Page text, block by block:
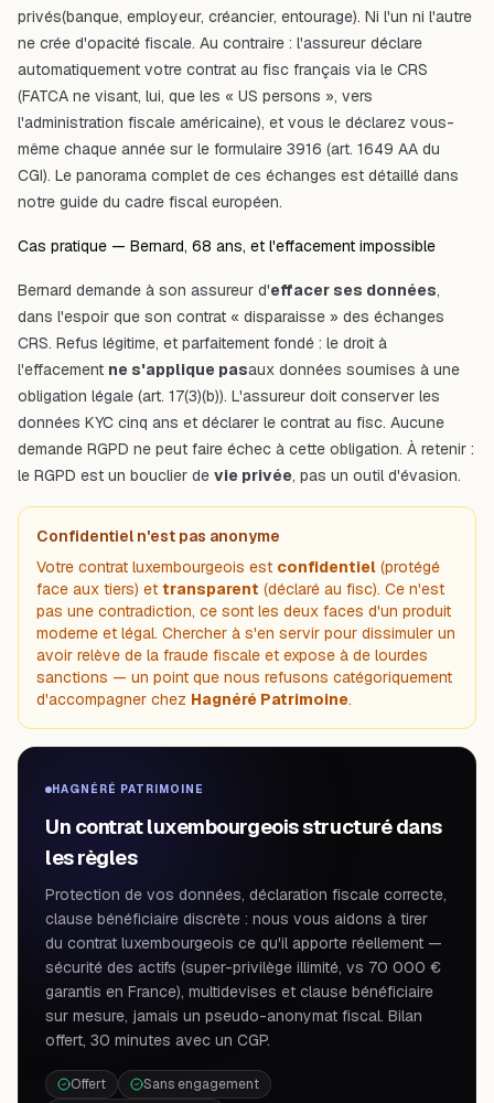
privés(banque, employeur, créancier, entourage). Ni l'un ni l'autre
ne crée d'opacité fiscale. Au contraire : l'assureur déclare
automatiquement votre contrat au fisc français via le CRS
(FATCA ne visant, lui, que les « US persons », vers
l'administration fiscale américaine), et vous le déclarez vous-
même chaque année sur le formulaire 3916 (art. 1649 AA du
CGI). Le panorama complet de ces échanges est détaillé dans
notre guide du cadre fiscal européen.
Cas pratique — Bernard, 68 ans, et l'effacement impossible
Bernard demande à son assureur d'effacer ses données,
dans l'espoir que son contrat « disparaisse » des échanges
CRS. Refus légitime, et parfaitement fondé : le droit à
l'effacement ne s'applique pasaux données soumises à une
obligation légale (art. 17(3)(b)). L'assureur doit conserver les
données KYC cinq ans et déclarer le contrat au fisc. Aucune
demande RGPD ne peut faire échec à cette obligation. À retenir :
le RGPD est un bouclier de vie privée, pas un outil d'évasion.
Confidentiel n'est pas anonyme
Votre contrat luxembourgeois est confidentiel (protégé
face aux tiers) et transparent (déclaré au fisc). Ce n'est
pas une contradiction, ce sont les deux faces d'un produit
moderne et légal. Chercher à s'en servir pour dissimuler un
avoir relève de la fraude fiscale et expose à de lourdes
sanctions — un point que nous refusons catégoriquement
d'accompagner chez Hagnéré Patrimoine.
HAGNÉRÉ PATRIMOINE
Un contrat luxembourgeois structuré dans
les règles
Protection de vos données, déclaration fiscale correcte,
clause bénéficiaire discrète : nous vous aidons à tirer
du contrat luxembourgeois ce qu'il apporte réellement —
sécurité des actifs (super-privilège illimité, vs 70 000 €
garantis en France), multidevises et clause bénéficiaire
sur mesure, jamais un pseudo-anonymat fiscal. Bilan
offert, 30 minutes avec un CGP.
Offert
Sans engagement